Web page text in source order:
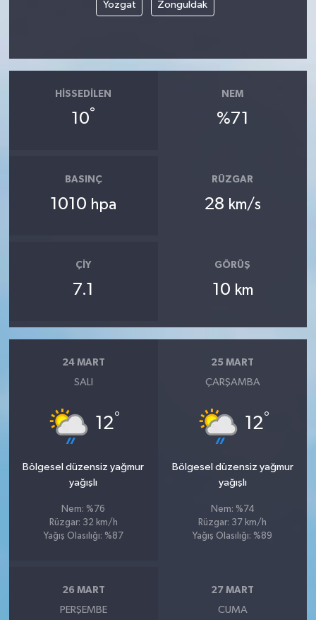
Yozgat Zonguldak
HISSEDILEN
10°
NEM
%71
BASINÇ
1010 hpa
RÜZGAR
28 km/s
ÇIY
7.1
GÖRÜŞ
10 km
24 MART
SALI
12°
Bölgesel düzensiz yağmur
yağışlı
Nem: %76
Rüzgar: 32 km/h
Yağış Olasılığı: %87
25 MART
ÇARŞAMBA
12°
Bölgesel düzensiz yağmur
yağışlı
Nem: %74
Rüzgar: 37 km/h
Yağış Olasılığı: %89
26 MART
PERŞEMBE
27 MART
CUMA